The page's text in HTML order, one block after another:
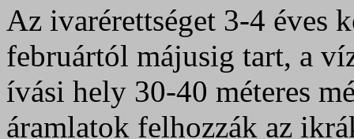
Az ivarérettséget 3-4 éves
februártól májusig tart, a
ívási hely 30-40 méteres
áramlatok felhozzák az